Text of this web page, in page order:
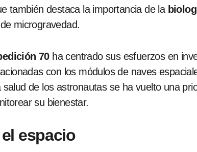
también destaca la importancia de la
microgravedad.
70ha centrado sus esfuerzos en
con los módulos de naves
de los astronautas se ha vuelto una
su bienestar.
espacio